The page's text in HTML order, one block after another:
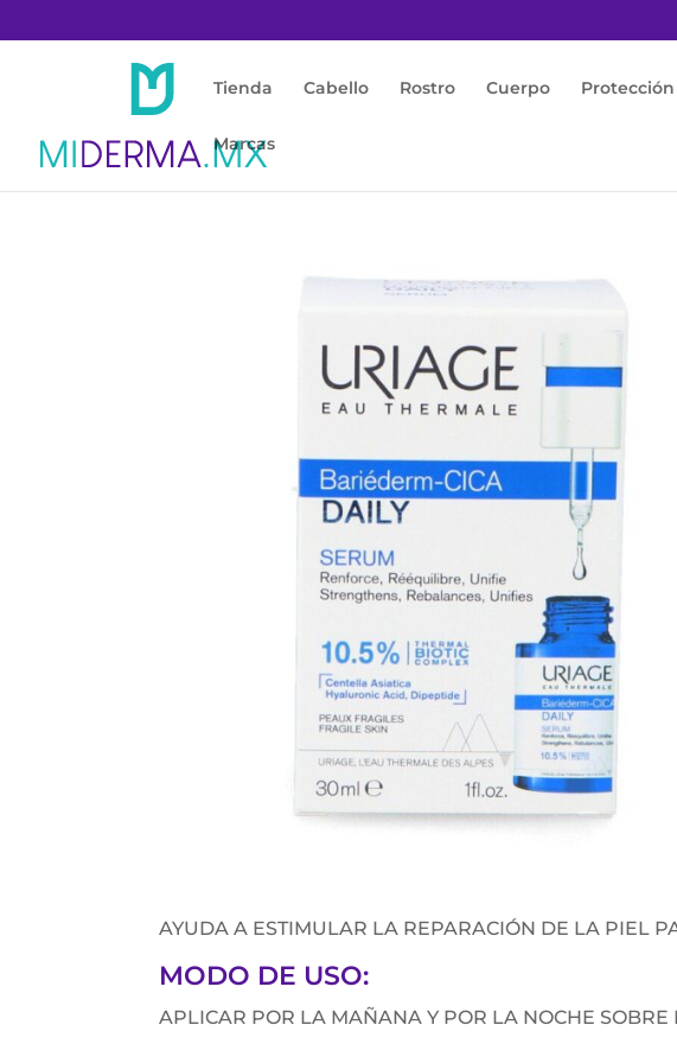
Tienda Cabello Rostro Cuerpo
Marcas
AYUDA A ESTIMULAR LA REPARACIÓN DE LA PIEL
MODO DE USO:
APLICAR POR LA MAÑANA Y POR LA NOCHE SOBRE